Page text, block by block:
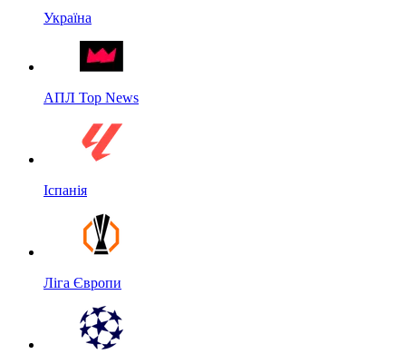
Україна
АПЛ Top News
Іспанія
Ліга Європи